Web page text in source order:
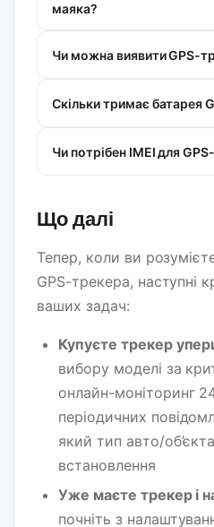
маяка?
Чи можна виявити GPS-
Скільки тримає батарея
Чи потрібен IMEI для
Що далі
Тепер, коли ви
GPS-трекера, наступні
ваших задач:
Купуєте трекер
вибору моделі за
онлайн-моніторинг
періодичних
який тип авто/
встановлення
Уже маєте трекер і
почніть з